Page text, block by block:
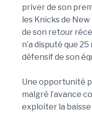
priver de son
les Knicks de
de son retour
n’a disputé que
défensif de son
Une opportunité
malgré l’avance
exploiter la